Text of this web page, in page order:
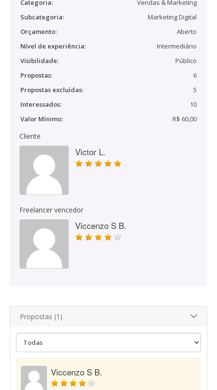
Categoria:
Vendas & Marketing
Subcategoria:
Marketing Digital
Orçamento:
Aberto
Nível de experiência:
Intermediário
Visibilidade:
Público
Propostas:
6
Propostas excluídas:
5
Interessados:
10
Valor Mínimo:
R$ 60,00
Cliente
Victor L.
Freelancer vencedor
Viccenzo S B.
Propostas (1)
Viccenzo S B.